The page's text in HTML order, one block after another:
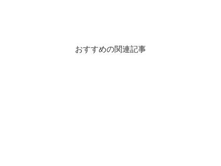
おすすめの関連記事